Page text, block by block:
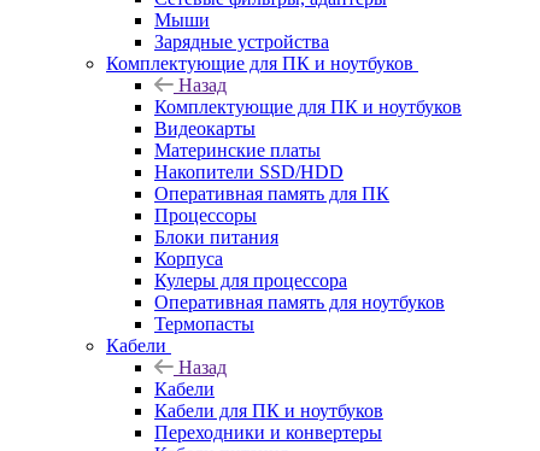
Мыши
Зарядные устройства
Комплектующие для ПК и ноутбуков
Назад
Комплектующие для ПК и ноутбуков
Видеокарты
Материнские платы
Накопители SSD/HDD
Оперативная память для ПК
Процессоры
Блоки питания
Корпуса
Кулеры для процессора
Оперативная память для ноутбуков
Термопасты
Кабели
Назад
Кабели
Кабели для ПК и ноутбуков
Переходники и конвертеры